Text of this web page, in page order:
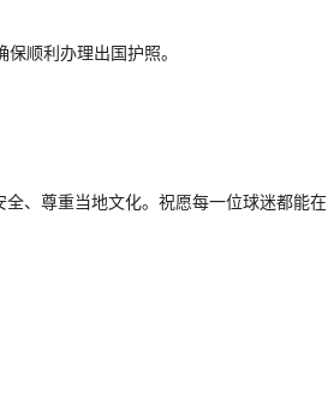
顺利办理出国护照。
、尊重当地文化。祝愿每一位球迷都能在